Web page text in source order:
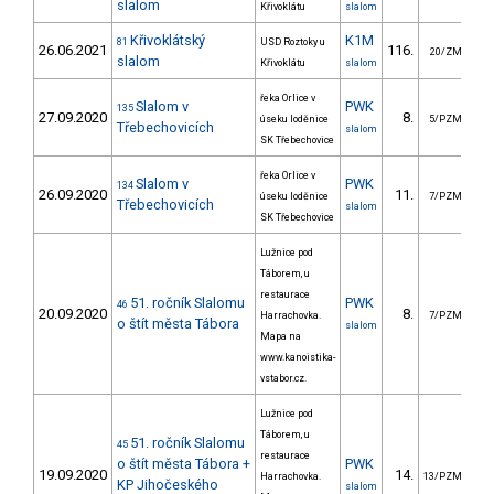
slalom
Křivoklátu
slalom
26.06.2021 81 Křivoklátský
slalom
USD Roztoky u
Křivoklátu
K1M
slalom
116. 20/ZM
27.09.2020
135 Slalom v
Třebechovicích
řeka Orlice v
úseku loděnice
SK Třebechovice
PWK
slalom
8. 5/PZM
26.09.2020
134 Slalom v
Třebechovicích
řeka Orlice v
úseku loděnice
SK Třebechovice
PWK
slalom
11. 7/PZM
20.09.2020
46 51. ročník Slalomu
o štít města Tábora
Lužnice pod
Táborem, u
restaurace
Harrachovka.
Mapa na
www.kanoistika-
vstabor.cz.
PWK
slalom
8. 7/PZM
19.09.2020
45 51. ročník Slalomu
o štít města Tábora +
KP Jihočeského
Lužnice pod
Táborem, u
restaurace
Harrachovka.
PWK
slalom
14. 13/PZM